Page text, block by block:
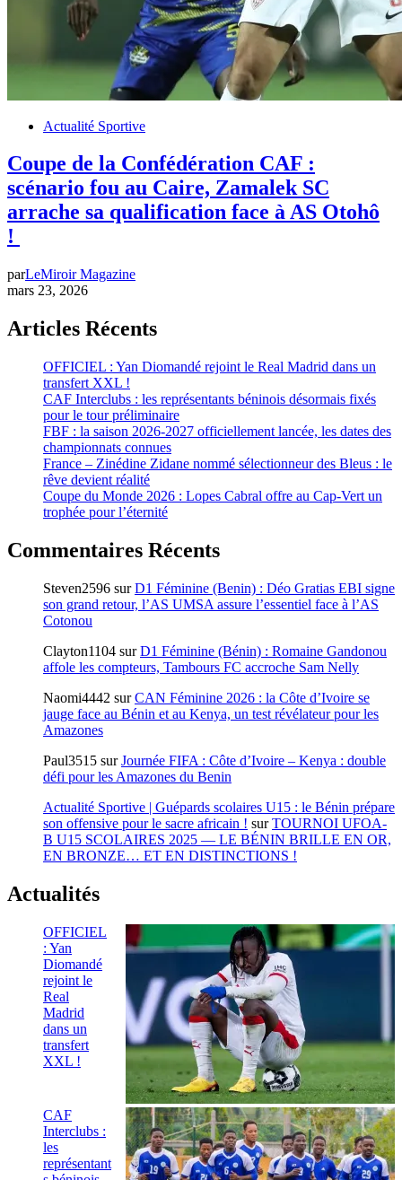
Actualité Sportive
Coupe de la Confédération CAF :
scénario fou au Caire, Zamalek SC
arrache sa qualification face à AS Otohô
!
parLeMiroir Magazine
mars 23, 2026
Articles Récents
OFFICIEL : Yan Diomandé rejoint le Real Madrid dans un
transfert XXL !
CAF Interclubs : les représentants béninois désormais fixés
pour le tour préliminaire
FBF : la saison 2026-2027 officiellement lancée, les dates des
championnats connues
France – Zinédine Zidane nommé sélectionneur des Bleus : le
rêve devient réalité
Coupe du Monde 2026 : Lopes Cabral offre au Cap-Vert un
trophée pour l’éternité
Commentaires Récents
Steven2596 surD1 Féminine (Benin) : Déo Gratias EBI signe
son grand retour, l’AS UMSA assure l’essentiel face à l’AS
Cotonou
Clayton1104 surD1 Féminine (Bénin) : Romaine Gandonou
affole les compteurs, Tambours FC accroche Sam Nelly
Naomi4442 surCAN Féminine 2026 : la Côte d’Ivoire se
jauge face au Bénin et au Kenya, un test révélateur pour les
Amazones
Paul3515 surJournée FIFA : Côte d’Ivoire – Kenya : double
défi pour les Amazones du Benin
Actualité Sportive | Guépards scolaires U15 : le Bénin prépare
son offensive pour le sacre africain ! surTOURNOI UFOA-
B U15 SCOLAIRES 2025 — LE BÉNIN BRILLE EN OR,
EN BRONZE… ET EN DISTINCTIONS !
Actualités
OFFICIEL
: Yan
Diomandé
rejoint le
Real
Madrid
dans un
transfert
XXL !
CAF
Interclubs :
les
représentant